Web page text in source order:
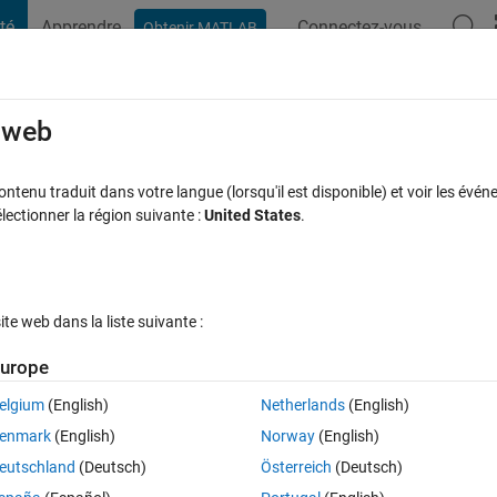
Apprendre Obtenir MATLAB Connectez-vous
and column number of a certain
this array and find the element "P" and assign the column
doing this?
traduit dans votre langue (lorsqu'il est disponible) et voir les
la région suivante :United States.
web dans la liste suivante :
(English)
(English)
(Deutsch)
Netherlands(English)
Norway(English)
Österreich (Deutsch)